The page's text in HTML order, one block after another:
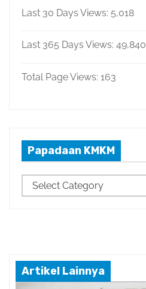
Last 30 Days Views: 5,018
Last 365 Days Views: 49,840
Total Page Views: 163
Papadaan KMKM
a
a
a
Artikel Lainnya